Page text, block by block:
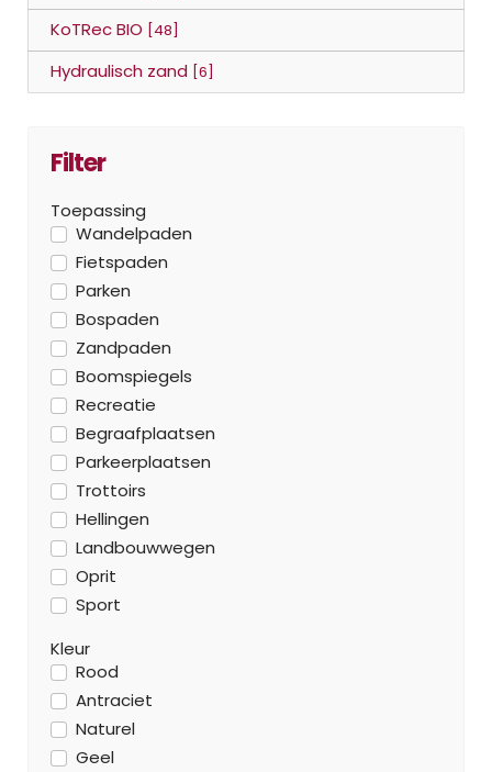
KoTRec BIO [48]
Hydraulisch zand [6]
Filter
Toepassing
Wandelpaden
Fietspaden
Parken
Bospaden
Zandpaden
Boomspiegels
Recreatie
Begraafplaatsen
Parkeerplaatsen
Trottoirs
Hellingen
Landbouwwegen
Oprit
Sport
Kleur
Rood
Antraciet
Naturel
Geel